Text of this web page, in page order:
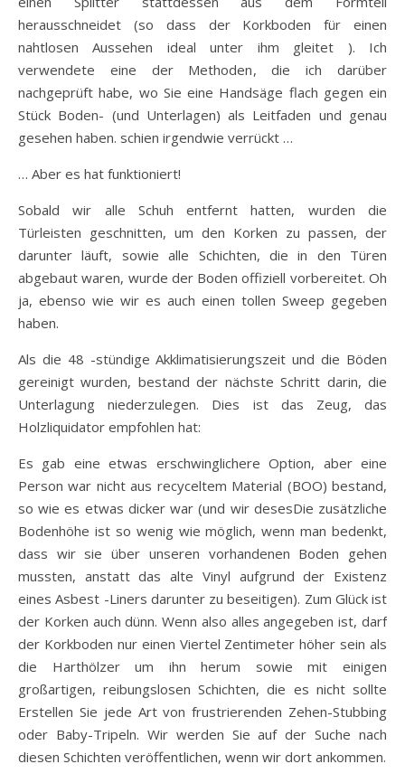
herausschneidet (so dass der Korkboden für einen
nahtlosen Aussehen ideal unter ihm gleitet ). Ich
verwendete eine der Methoden, die ich darüber
nachgeprüft habe, wo Sie eine Handsäge flach gegen ein
Stück Boden- (und Unterlagen) als Leitfaden und genau
gesehen haben. schien irgendwie verrückt …
… Aber es hat funktioniert!
Sobald wir alle Schuh entfernt hatten, wurden die
Türleisten geschnitten, um den Korken zu passen, der
darunter läuft, sowie alle Schichten, die in den Türen
abgebaut waren, wurde der Boden offiziell vorbereitet. Oh
ja, ebenso wie wir es auch einen tollen Sweep gegeben
haben.
Als die 48 -stündige Akklimatisierungszeit und die Böden
gereinigt wurden, bestand der nächste Schritt darin, die
Unterlagung niederzulegen. Dies ist das Zeug, das
Holzliquidator empfohlen hat:
Es gab eine etwas erschwinglichere Option, aber eine
Person war nicht aus recyceltem Material (BOO) bestand,
so wie es etwas dicker war (und wir desesDie zusätzliche
Bodenhöhe ist so wenig wie möglich, wenn man bedenkt,
dass wir sie über unseren vorhandenen Boden gehen
mussten, anstatt das alte Vinyl aufgrund der Existenz
eines Asbest -Liners darunter zu beseitigen). Zum Glück ist
der Korken auch dünn. Wenn also alles angegeben ist, darf
der Korkboden nur einen Viertel Zentimeter höher sein als
die Harthölzer um ihn herum sowie mit einigen
großartigen, reibungslosen Schichten, die es nicht sollte
Erstellen Sie jede Art von frustrierenden Zehen-Stubbing
oder Baby-Tripeln. Wir werden Sie auf der Suche nach
diesen Schichten veröffentlichen, wenn wir dort ankommen.